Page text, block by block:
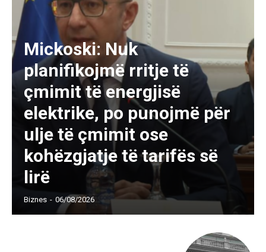
Mickoski: Nuk
planifikojmë rritje të
çmimit të energjisë
elektrike, po punojmë për
ulje të çmimit ose
kohëzgjatje të tarifës së
lirë
Biznes - 06/08/2026